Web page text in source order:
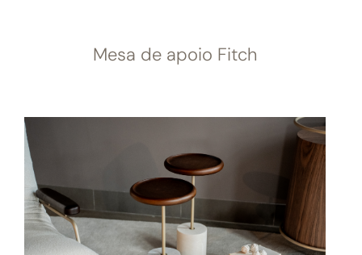
Mesa de apoio Fitch